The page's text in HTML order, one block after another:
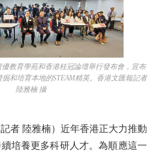
教育學苑和香港桂冠論壇舉行發布會，宣布
和培育本地的STEAM精英。香港文匯報記者
陸雅楠 攝
陸雅楠）近年香港正大力推動
培養更多科研人才。為順應這一